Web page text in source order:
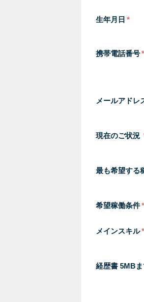
生年月日
携帯電話番号
メールアドレ
現在のご状況
最も希望する
希望稼働条件
メインスキル
経歴書 5MB